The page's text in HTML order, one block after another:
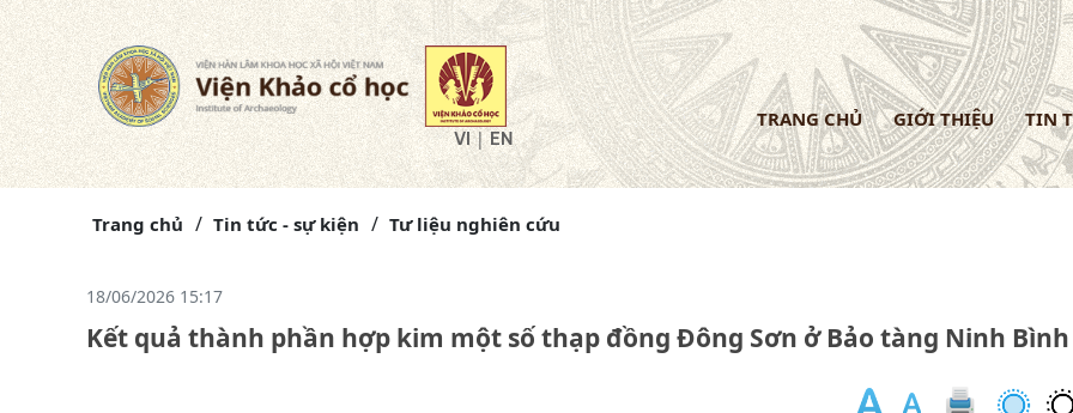
VI|EN
TRANG CHỦ GIỚI THIỆU TIN
Trang chủ Tin tức - sự kiện Tư liệu nghiên cứu
18/06/2026 15:17
Kết quả thành phần hợp kim một số thạp đồng Đông Sơn ở Bảo tàng Ninh Bình